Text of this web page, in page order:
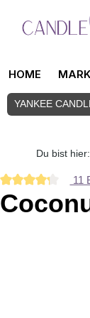
Zum Hauptinhalt
HOME
YANKEE
Du bist hier:
Durchschnittliche
11